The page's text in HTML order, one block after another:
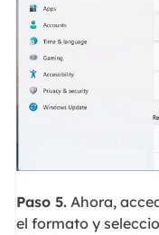
Paso 5.Ahora,
el formato y